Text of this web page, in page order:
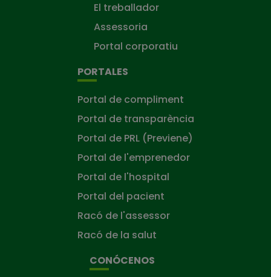
El treballador
Assessoria
Portal corporatiu
PORTALES
Portal de compliment
Portal de transparència
Portal de PRL (Previene)
Portal de l'emprenedor
Portal de l'hospital
Portal del pacient
Racó de l'assessor
Racó de la salut
CONÓCENOS